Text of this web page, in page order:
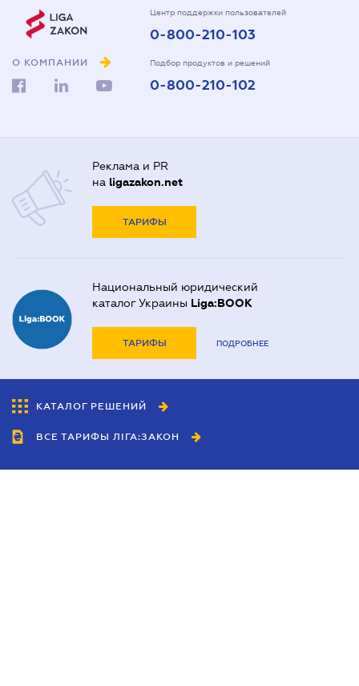
О КОМПАНИИ
Центр поддержки пользователей
0-800-210-103
Подбор продуктов и решений
0-800-210-102
Реклама и PR
на ligazakon.net
ТАРИФЫ
Национальный юридический
каталог Украины Liga:BOOK
ТАРИФЫ ПОДРОБНЕЕ
КАТАЛОГ РЕШЕНИЙ
ВСЕ ТАРИФЫ ЛІГА:ЗАКОН